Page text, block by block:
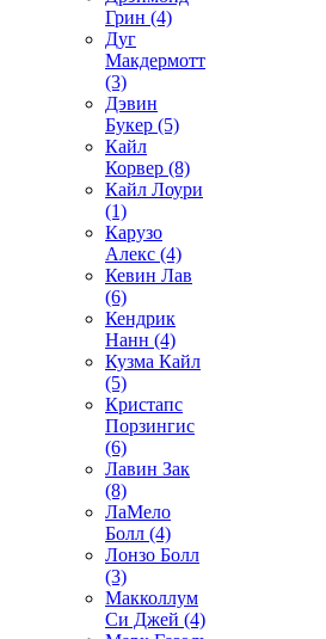
Грин (4)
Дуг
Макдермотт
(3)
Дэвин
Букер (5)
Кайл
Корвер (8)
Кайл Лоури
(1)
Карузо
Алекс (4)
Кевин Лав
(6)
Кендрик
Нанн (4)
Кузма Кайл
(5)
Кристапс
Порзингис
(6)
Лавин Зак
(8)
ЛаМело
Болл (4)
Лонзо Болл
(3)
Макколлум
Си Джей (4)